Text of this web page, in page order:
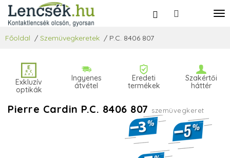
Főoldal / Szemüvegkeretek / P.C. 8406 807
Exkluzív
optikák
Ingyenes
átvétel
Eredeti
termékek
Szakértői
háttér
Pierre Cardin P.C. 8406 807 szemüvegkeret